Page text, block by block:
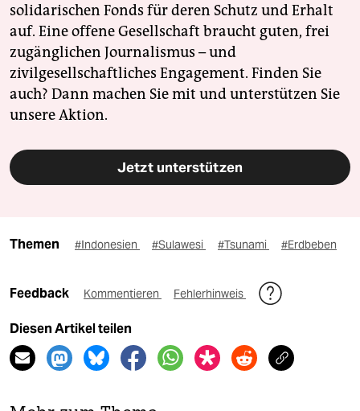
solidarischen Fonds für deren Schutz und Erhalt
auf. Eine offene Gesellschaft braucht guten, frei
zugänglichen Journalismus – und
zivilgesellschaftliches Engagement. Finden Sie
auch? Dann machen Sie mit und unterstützen Sie
unsere Aktion.
Jetzt unterstützen
Themen #Indonesien #Sulawesi #Tsunami #Erdbeben
Feedback Kommentieren Fehlerhinweis
Diesen Artikel teilen